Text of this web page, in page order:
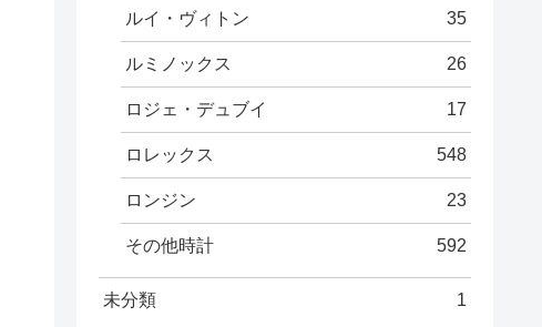
ルイ・ヴィトン 35
ルミノックス 26
ロジェ・デュブイ 17
ロレックス 548
ロンジン 23
その他時計 592
未分類 1